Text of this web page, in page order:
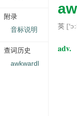
英
adv.
附录
音标说明
查词历史
awkwardl